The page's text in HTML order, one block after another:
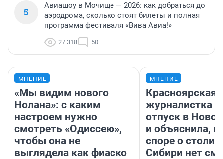
5
Авиашоу в Мочище — 2026: как добраться до
аэродрома, сколько стоят билеты и полная
программа фестиваля «Вива Авиа!»
27 318 50
МНЕНИЕ
«Мы видим нового
Нолана»: с каким
настроем нужно
смотреть «Одиссею»,
чтобы она не
выглядела как фиаско
МНЕНИЕ
Красноярская
журналистка
отпуск в
и объяснила,
споре о
Сибири нет